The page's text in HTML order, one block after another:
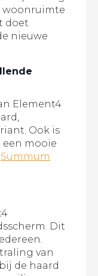
woonruimte
doet
nieuwe
Element4
Ook is
een mooie
Summum
Dit
van
de haard